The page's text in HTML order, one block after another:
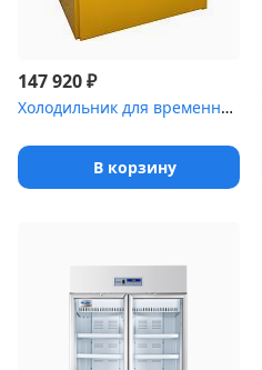
147 920₽
Холодильник для временного хранения медицинских отходов Саратов-5...
В корзину